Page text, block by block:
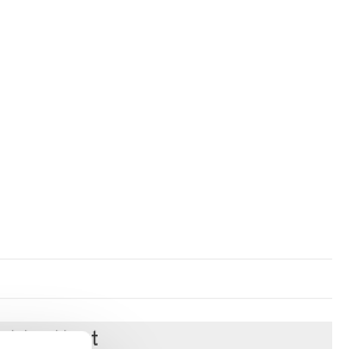
tuotteet